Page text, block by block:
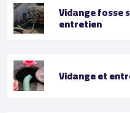
Vidange fosse
entretien
Vidange et